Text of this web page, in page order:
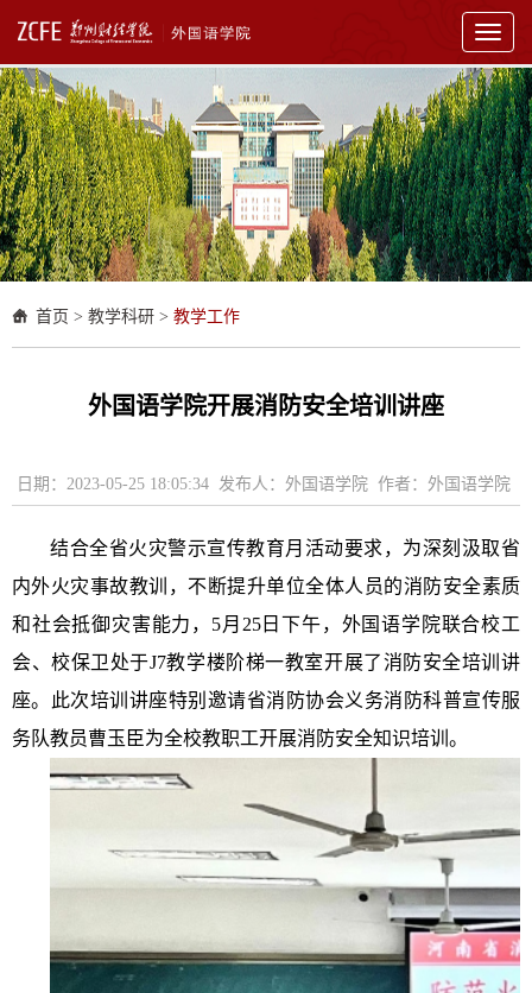
Toggle
首页 > 教学科研 > 教学工作
外国语学院开展消防安全培训讲座
日期：2023-05-25 18:05:34 发布人：外国语学院 作者：外国语学院
结合全省火灾警示宣传教育月活动要求，为深刻汲取省
内外火灾事故教训，不断提升单位全体人员的消防安全素质
和社会抵御灾害能力， 5月25日下午，外国语学院联合校工
会、校保卫处于J7教学楼阶梯一教室开展了消防安全培训讲
座。此次培训讲座特别邀请省消防协会义务消防科普宣传服
务队教员曹玉臣为全校教职工开展消防安全知识培训。